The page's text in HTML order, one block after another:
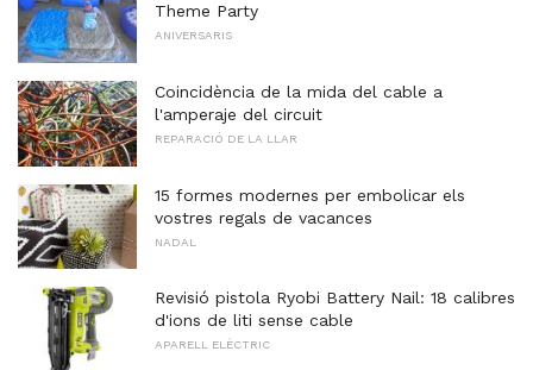
Theme Party
ANIVERSARIS
Coincidència de la mida del cable a
l'amperaje del circuit
REPARACIÓ DE LA LLAR
15 formes modernes per embolicar els
vostres regals de vacances
NADAL
Revisió pistola Ryobi Battery Nail: 18 calibres
d'ions de liti sense cable
APARELL ELÈCTRIC